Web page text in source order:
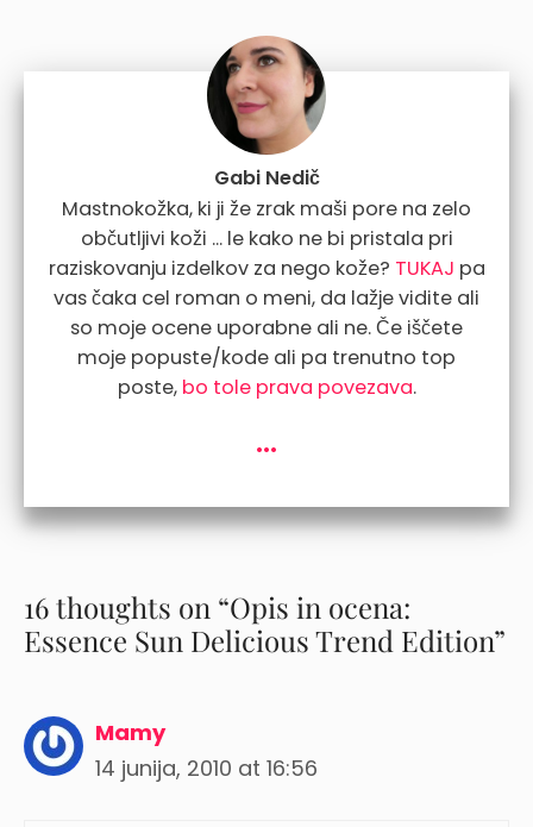
Gabi Nedič
Mastnokožka, ki ji že zrak maši pore na zelo
občutljivi koži ... le kako ne bi pristala pri
raziskovanju izdelkov za nego kože? TUKAJ pa
vas čaka cel roman o meni, da lažje vidite ali
so moje ocene uporabne ali ne. Če iščete
moje popuste/kode ali pa trenutno top
poste, bo tole prava povezava.
...
16 thoughts on “Opis in ocena:
Essence Sun Delicious Trend Edition”
Mamy
14 junija, 2010 at 16:56